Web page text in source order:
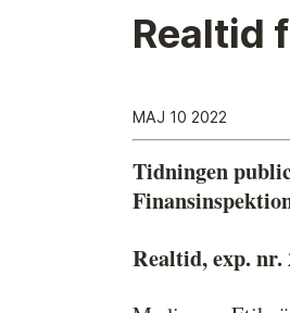
Det
Mediernas
besluten
medieetiska
Caspar Opitz är
Realtid
MAJ 10 2022
Tidningen
Realtid, exp. nr.